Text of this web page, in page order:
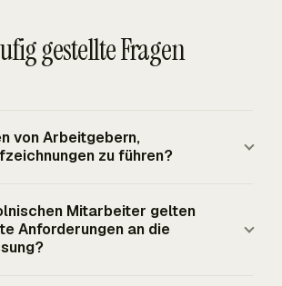
gestellte Fragen
von Arbeitgebern,
zu führen?
Arbeitszeitaufzeichnungen von
korrekte Berechnung von Lohn und
Mitarbeiter gelten
Anforderungen an die